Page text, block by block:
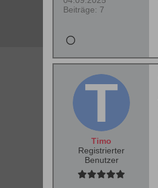
Beiträge: 7
Timo
Registrierter
Benutzer